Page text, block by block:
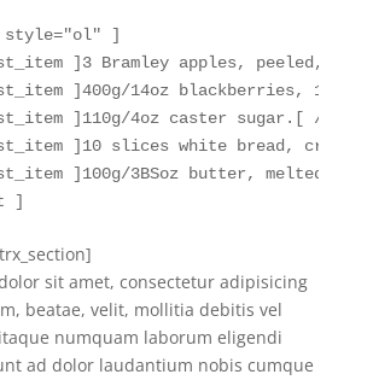
]
]3 Bramley apples, peeled, 2
]400g/14oz blackberries,
]110g/4oz caster sugar.[ /
]10 slices white bread,
]100g/3ВЅoz butter, melted,
]
sit amet, consectetur adipisicing
beatae, velit, mollitia debitis vel
numquam laborum eligendi
ad dolor laudantium nobis cumque